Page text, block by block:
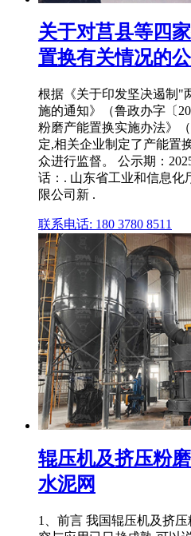
关于对莒县等四
置换有关情况的
根据《关于印发坚决遏制"
施的通知》（鲁政办字〔
粉磨产能置换实施办法》
定,相关企业制定了产能置
众进行监督。 公示期：
话：. 山东省工业和信息化
限公司新 .
联系电话: 180 3780 8511
辊压机及挤压粉
水泥网
1、前言 我国辊压机及挤